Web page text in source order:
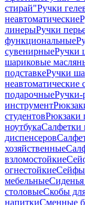
стирай"Ручки
неавтоматические
линерыРучки
функциональные
сувенирныеРучки
шариковые
подставкеРучки
неавтоматические
подарочныеРучки-
инструмент
студентовРюкзаки
ноутбукаСалфетки
диспенсеров
хозяйственные
взломостойкие
огнестойкие
мебельные
столовыеСкобы
напиткиСменные